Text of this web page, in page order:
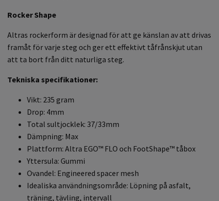
Rocker Shape
Altras rockerform är designad för att ge känslan av att drivas
framåt för varje steg och ger ett effektivt tåfrånskjut utan
att ta bort från ditt naturliga steg.
Tekniska specifikationer:
Vikt: 235 gram
Drop: 4mm
Total sultjocklek: 37/33mm
Dämpning: Max
Plattform: Altra EGO™ FLO och FootShape™ tåbox
Yttersula: Gummi
Ovandel: Engineered spacer mesh
Idealiska användningsområde: Löpning på asfalt,
träning, tävling, intervall